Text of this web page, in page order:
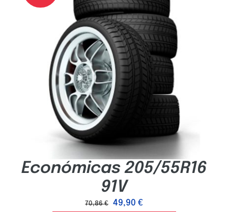
Económicas 205/55R16
91V
70,86€ 49,90 €